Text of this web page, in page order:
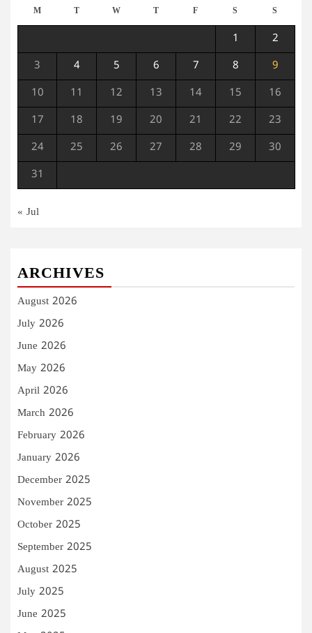
M T W T F S S
1 2
3 4 5 6 7 8 9
10 11 12 13 14 15 16
17 18 19 20 21 22 23
24 25 26 27 28 29 30
31
« Jul
ARCHIVES
August 2026
July 2026
June 2026
May 2026
April 2026
March 2026
February 2026
January 2026
December 2025
November 2025
October 2025
September 2025
August 2025
July 2025
June 2025